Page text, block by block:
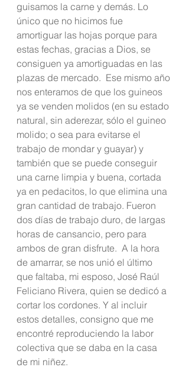
guisamos la carne y demás. Lo
único que no hicimos fue
amortiguar las hojas porque para
estas fechas, gracias a Dios, se
consiguen ya amortiguadas en las
plazas de mercado.  Ese mismo año
nos enteramos de que los guineos
ya se venden molidos (en su estado
natural, sin aderezar, sólo el guineo
molido; o sea para evitarse el
trabajo de mondar y guayar) y
también que se puede conseguir
una carne limpia y buena, cortada
ya en pedacitos, lo que elimina una
gran cantidad de trabajo. Fueron
dos días de trabajo duro, de largas
horas de cansancio, pero para
ambos de gran disfrute.  A la hora
de amarrar, se nos unió el último
que faltaba, mi esposo, José Raúl
Feliciano Rivera, quien se dedicó a
cortar los cordones. Y al incluir
estos detalles, consigno que me
encontré reproduciendo la labor
colectiva que se daba en la casa
de mi niñez.